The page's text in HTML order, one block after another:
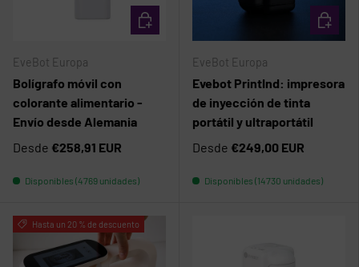
EveBot Europa
Bolígrafo móvil con
colorante alimentario -
Envío desde Alemania
Desde €258,91 EUR
Disponibles (4769 unidades)
ELEGIR OPCIONES
EveBot Europa
Evebot PrintInd: impresora
de inyección de tinta
portátil y ultraportátil
Desde €249,00 EUR
Disponibles (14730 unidades)
ELEGIR
Comparar
Hasta un 20 % de descuento